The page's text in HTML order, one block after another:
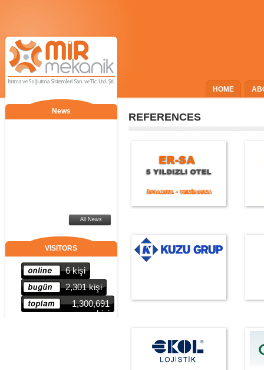
HOME
News
All News
VISITORS
6 kişi
2,301 kişi
1,300,691
kişi
REFERENCES